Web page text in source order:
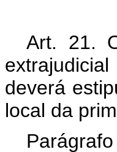
Art. 21.
deverá
local da